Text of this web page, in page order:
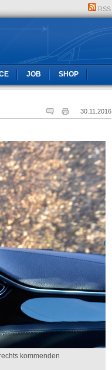
RSS
JOB SHOP
30.11.2016
kommenden